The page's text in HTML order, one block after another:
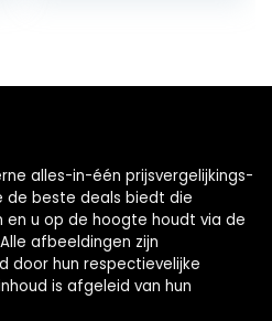
alles-in-één prijsvergelijkings-
de beste deals biedt die
en u op de hoogte houdt via de
afbeeldingen zijn
door hun respectievelijke
is afgeleid van hun